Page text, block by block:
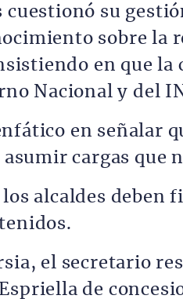
cuestionó su
sobre la
en que la
Nacional y del
en señalar
cargas que
alcaldes deben
el secretario
de